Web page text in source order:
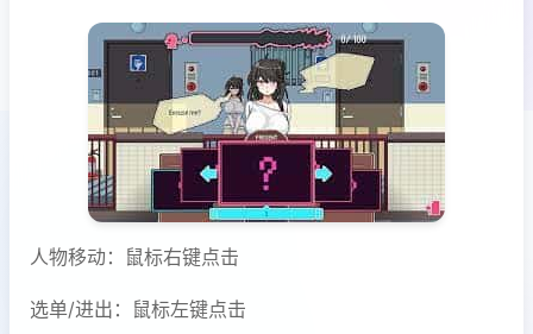
人物移动：鼠标右键点击
选单/进出：鼠标左键点击